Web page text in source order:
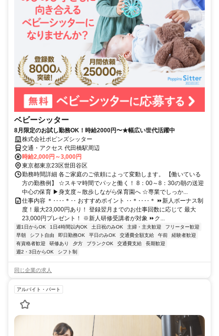
ベビーシッター
8月限定のお試し勤務OK！時給2000円〜★幅広い世代活躍中
株式会社ポピンズシッター
交通・アクセス 代田橋駅周辺
時給2,000円～3,000円
東京都東京23区世田谷区
勤務時間詳細 各ご家庭のご依頼によって変動します。 【働いている
方の勤務例】 ☆スキマ時間でパッと働く！ 8：00～8：30の朝の送迎
中心の保育 ▶身支度～散歩しながら保育園へ ☆専業でしっか...
仕事内容 ＊‥‥＊‥ おすすめポイント ‥＊‥‥＊ ⏩新人ボーナス制
度！最大23,000円あり！ 登録翌月までのお仕事回数に応じて 最大
23,000円プレゼント！ ※新人研修受講者が対象 ⏩ク...
週1日からOK 1日4時間以内OK 土日祝のみOK 主婦・主夫歓迎
フリーター歓迎
早朝
シフト自由 即日勤務OK 平日のみOK 交通費全額支給 午前
経験者歓迎
有資格者歓迎
研修あり 夕方 ブランクOK 交通費支給
長期歓迎
週2・3日からOK
シフト制
同じ企業の求人
アルバイト・パート